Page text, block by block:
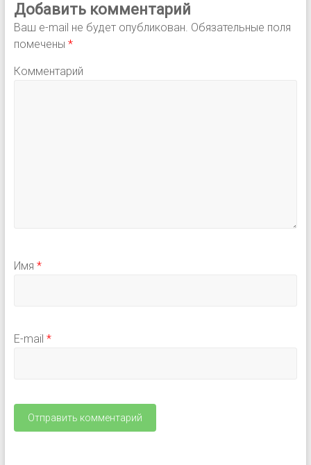
Добавить комментарий
Ваш e-mail не будет опубликован. Обязательные поля
помечены *
Комментарий
Имя *
E-mail *